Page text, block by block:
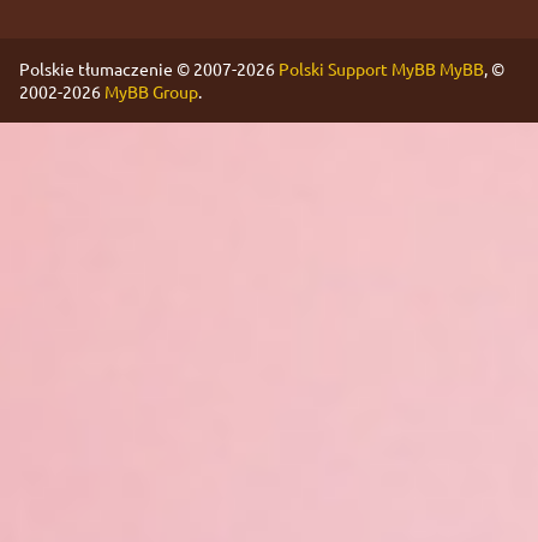
Polskie tłumaczenie © 2007-2026 Polski Support MyBB MyBB, ©
2002-2026 MyBB Group.